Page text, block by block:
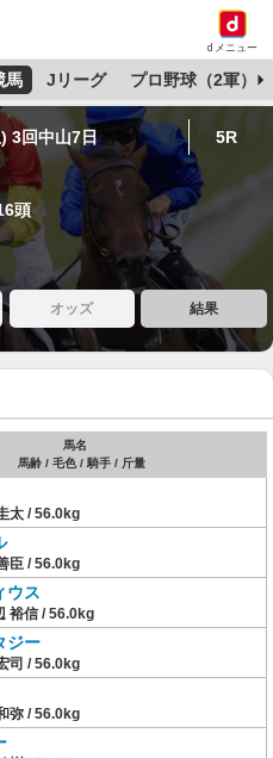
dメニュー
馬 Jリーグ プロ野球（2軍）
3回中山7日 5R
頭
オッズ 結果
馬名
馬齢 / 毛色 / 騎手 / 斤量
太 / 56.0kg
臣 / 56.0kg
ウス
裕信 / 56.0kg
ジー
司 / 56.0kg
弥 / 56.0kg